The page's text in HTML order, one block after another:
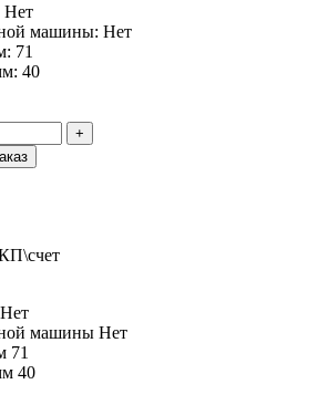
Нет
машины: Нет
71
40
+
Нет
машины Нет
71
40